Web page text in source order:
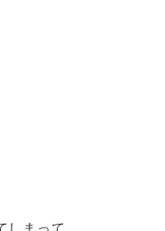
まって、